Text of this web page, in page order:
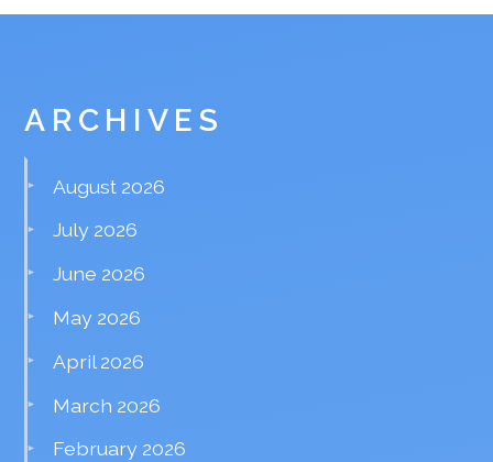
ARCHIVES
August 2026
July 2026
June 2026
May 2026
April 2026
March 2026
February 2026